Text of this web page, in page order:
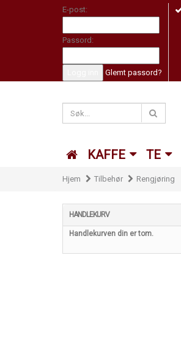
E-post:
Passord:
Glemt passord?
KAFFE TE
Hjem Tilbehør Rengjøring
HANDLEKURV
Handlekurven din er tom.